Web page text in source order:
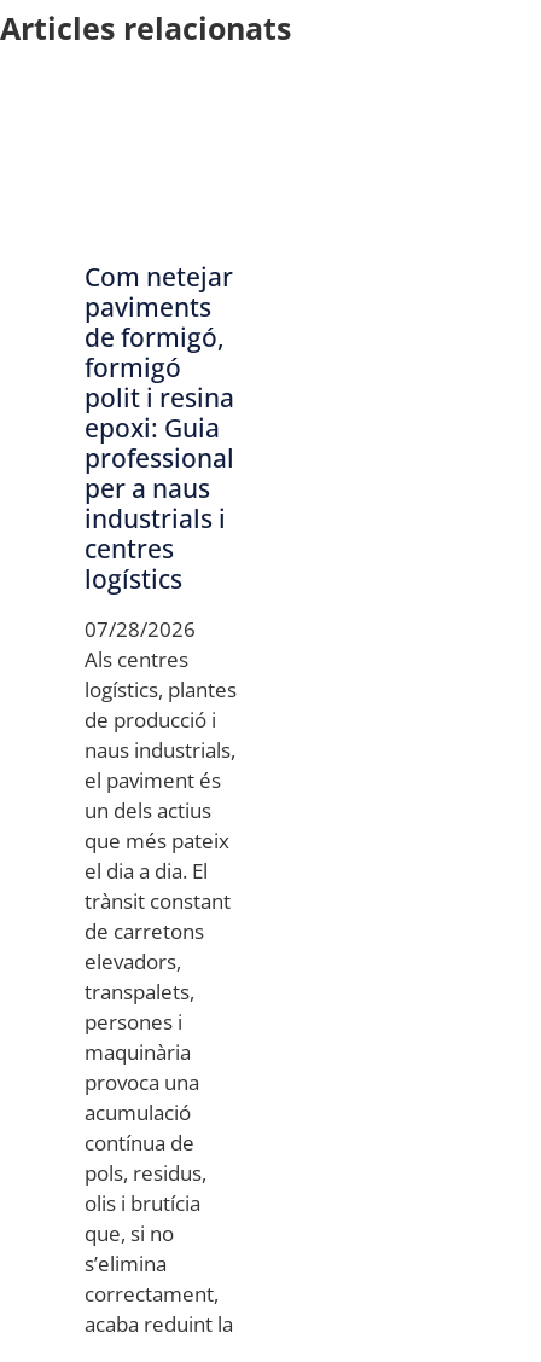
Articles relacionats
Com netejar
paviments
de formigó,
formigó
polit i resina
epoxi: Guia
professional
per a naus
industrials i
centres
logístics
07/28/2026
Als centres
logístics, plantes
de producció i
naus industrials,
el paviment és
un dels actius
que més pateix
el dia a dia. El
trànsit constant
de carretons
elevadors,
transpalets,
persones i
maquinària
provoca una
acumulació
contínua de
pols, residus,
olis i brutícia
que, si no
s’elimina
correctament,
acaba reduint la